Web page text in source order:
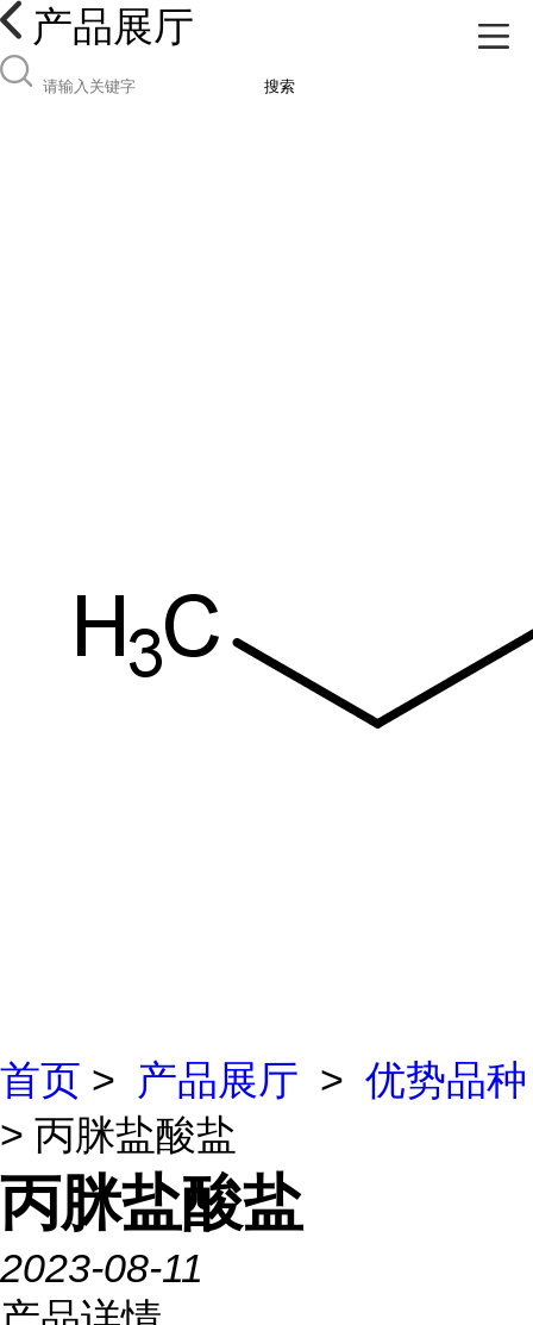
产品展厅
搜索
首页 > 产品展厅 > 优势品种
> 丙脒盐酸盐
丙脒盐酸盐
2023-08-11